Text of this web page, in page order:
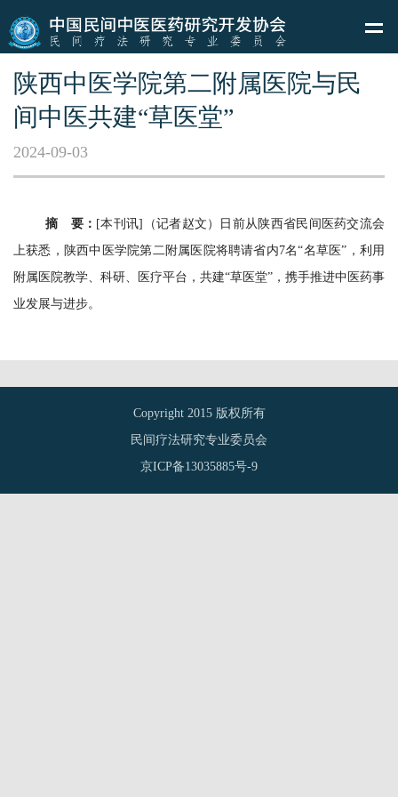
陕西中医学院第二附属医院与民
间中医共建“草医堂”
2024-09-03
摘 要： [本刊讯]（记者赵文）日前从陕西省民间医药交流会
上获悉，陕西中医学院第二附属医院将聘请省内7名“名草医”，利用
附属医院教学、科研、医疗平台，共建“草医堂”，携手推进中医药事
业发展与进步。
Copyright 2015 版权所有
民间疗法研究专业委员会
京ICP备13035885号-9